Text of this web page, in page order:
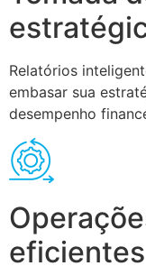
Relatórios
embasar sua
desempenho
eficientes